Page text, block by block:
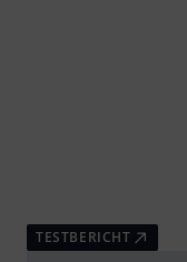
TESTBERICHT